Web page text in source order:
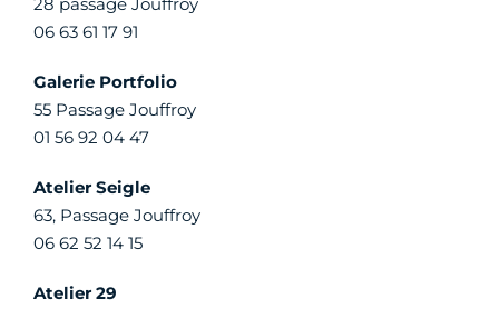
06 63 61 17 91
Galerie Portfolio
55 Passage Jouffroy
01 56 92 04 47
Atelier Seigle
63, Passage Jouffroy
06 62 52 14 15
Atelier 29